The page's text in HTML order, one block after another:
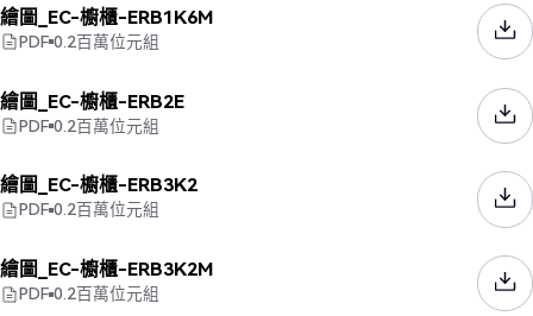
繪圖_EC-櫥櫃-ERB1K6M
PDF 0.2百萬位元組
繪圖_EC-櫥櫃-ERB2E
PDF 0.2百萬位元組
繪圖_EC-櫥櫃-ERB3K2
PDF 0.2百萬位元組
繪圖_EC-櫥櫃-ERB3K2M
PDF 0.2百萬位元組